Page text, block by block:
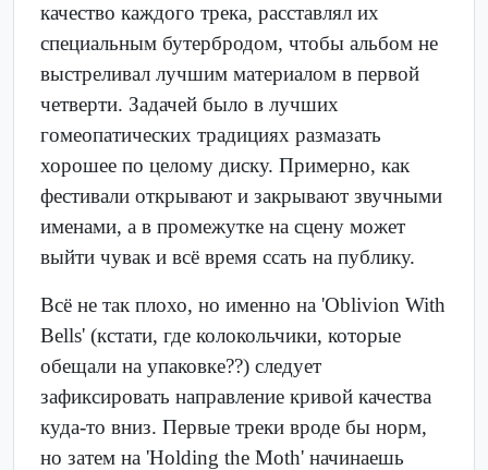
качество каждого трека, расставлял их
специальным бутербродом, чтобы альбом не
выстреливал лучшим материалом в первой
четверти. Задачей было в лучших
гомеопатических традициях размазать
хорошее по целому диску. Примерно, как
фестивали открывают и закрывают звучными
именами, а в промежутке на сцену может
выйти чувак и всё время ссать на публику.
Всё не так плохо, но именно на 'Oblivion With
Bells' (кстати, где колокольчики, которые
обещали на упаковке??) следует
зафиксировать направление кривой качества
куда-то вниз. Первые треки вроде бы норм,
но затем на 'Holding the Moth' начинаешь